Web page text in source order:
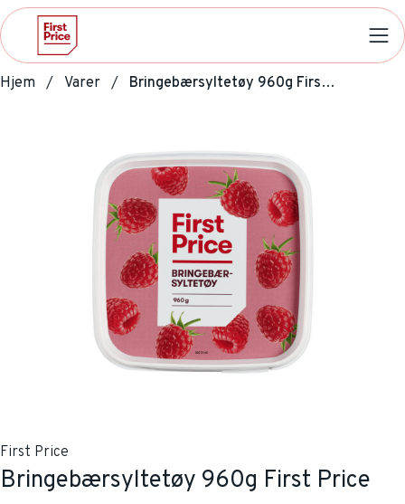
Hjem Varer Bringebærsyltetøy 960g First Price
First Price
Bringebærsyltetøy 960g First Price